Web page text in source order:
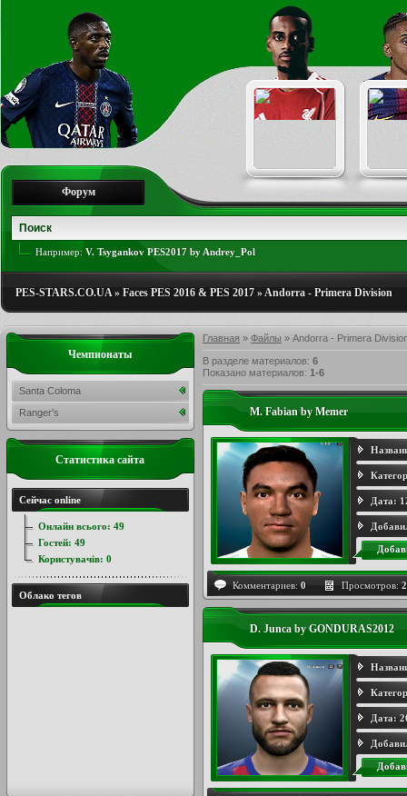
Форум
Например: V. Tsygankov PES2017 by Andrey_Pol
PES-STARS.CO.UA» Faces PES 2016 & PES 2017 »Andorra - Primera Division
Главная » Файлы » Andorra - Primera
В разделе материалов: 6
Показано материалов: 1-6
M. Fabian by Memer
Дата:
Комментариев: 0 Просмотров:
D. Junca by GONDURAS2012
Дата:
Чемпионаты
Santa Coloma
Ranger's
Статистика сайта
Сейчас online
Онлайн всього: 49
Гостей: 49
Користувачів: 0
Облако тегов